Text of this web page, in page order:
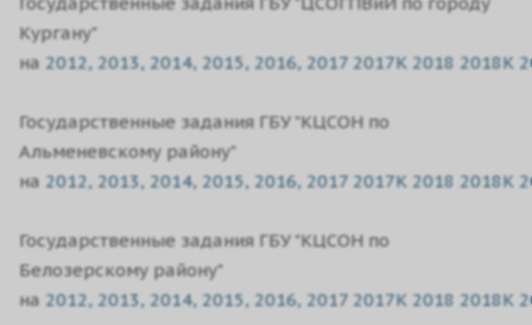
Кургану"
на 2012, 2013, 2014, 2015, 2016, 20172017K 2018 2018K
Государственные задания ГБУ "КЦСОН по
Альменевскому району"
на 2012, 2013, 2014, 2015, 2016, 20172017K 2018 2018K
Государственные задания ГБУ "КЦСОН по
Белозерскому району"
на 2012, 2013, 2014, 2015, 2016, 20172017K 2018 2018K